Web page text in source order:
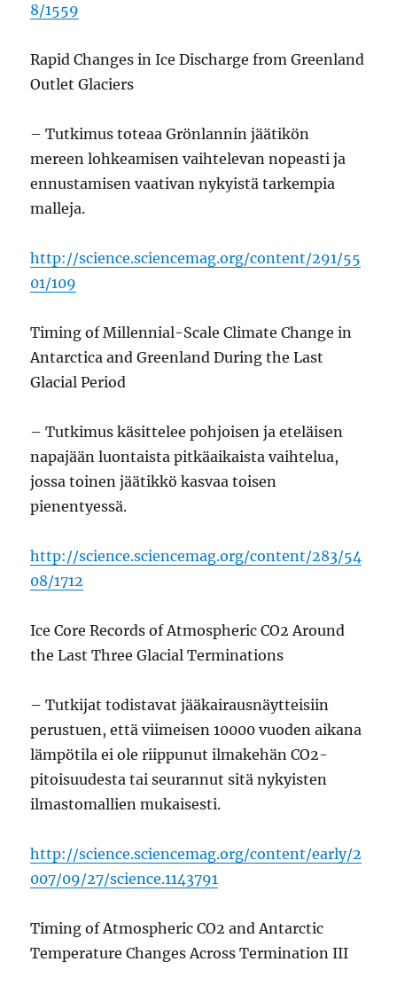
8/1559
Rapid Changes in Ice Discharge from Greenland
Outlet Glaciers
– Tutkimus toteaa Grönlannin jäätikön
mereen lohkeamisen vaihtelevan nopeasti ja
ennustamisen vaativan nykyistä tarkempia
malleja.
http://science.sciencemag.org/content/291/55
01/109
Timing of Millennial-Scale Climate Change in
Antarctica and Greenland During the Last
Glacial Period
– Tutkimus käsittelee pohjoisen ja eteläisen
napajään luontaista pitkäaikaista vaihtelua,
jossa toinen jäätikkö kasvaa toisen
pienentyessä.
http://science.sciencemag.org/content/283/54
08/1712
Ice Core Records of Atmospheric CO2 Around
the Last Three Glacial Terminations
– Tutkijat todistavat jääkairausnäytteisiin
perustuen, että viimeisen 10000 vuoden aikana
lämpötila ei ole riippunut ilmakehän CO2-
pitoisuudesta tai seurannut sitä nykyisten
ilmastomallien mukaisesti.
http://science.sciencemag.org/content/early/2
007/09/27/science.1143791
Timing of Atmospheric CO2 and Antarctic
Temperature Changes Across Termination III